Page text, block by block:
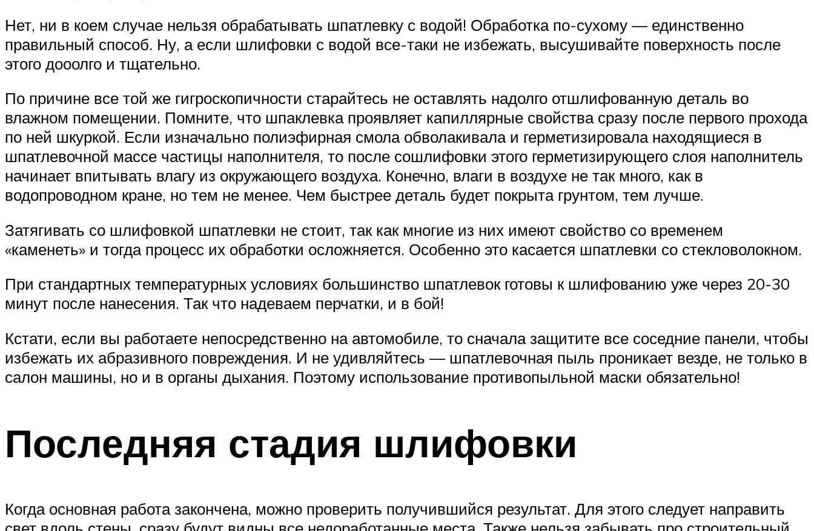
Нет, ни в коем случае нельзя обрабатывать шпатлевку с водой! Обработка по-сухому — единственно
правильный способ. Ну, а если шлифовки с водой все-таки не избежать, высушивайте поверхность после
этого дооолго и тщательно.
По причине все той же гигроскопичности старайтесь не оставлять надолго отшлифованную деталь во
влажном помещении. Помните, что шпаклевка проявляет капиллярные свойства сразу после первого прохода
по ней шкуркой. Если изначально полиэфирная смола обволакивала и герметизировала находящиеся в
шпатлевочной массе частицы наполнителя, то после сошлифовки этого герметизирующего слоя наполнитель
начинает впитывать влагу из окружающего воздуха. Конечно, влаги в воздухе не так много, как в
водопроводном кране, но тем не менее. Чем быстрее деталь будет покрыта грунтом, тем лучше.
Затягивать со шлифовкой шпатлевки не стоит, так как многие из них имеют свойство со временем
«каменеть» и тогда процесс их обработки осложняется. Особенно это касается шпатлевки со стекловолокном.
При стандартных температурных условиях большинство шпатлевок готовы к шлифованию уже через 20-30
минут после нанесения. Так что надеваем перчатки, и в бой!
Кстати, если вы работаете непосредственно на автомобиле, то сначала защитите все соседние панели, чтобы
избежать их абразивного повреждения. И не удивляйтесь — шпатлевочная пыль проникает везде, не только в
салон машины, но и в органы дыхания. Поэтому использование противопыльной маски обязательно!
Последняя стадия шлифовки
Когда основная работа закончена, можно проверить получившийся результат. Для этого следует направить